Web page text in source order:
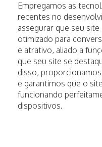
Empregamos as
recentes no
assegurar que seu
otimizado para
e atrativo, aliado a
que seu site se
disso,
e garantimos que o
funcionando
dispositivos.